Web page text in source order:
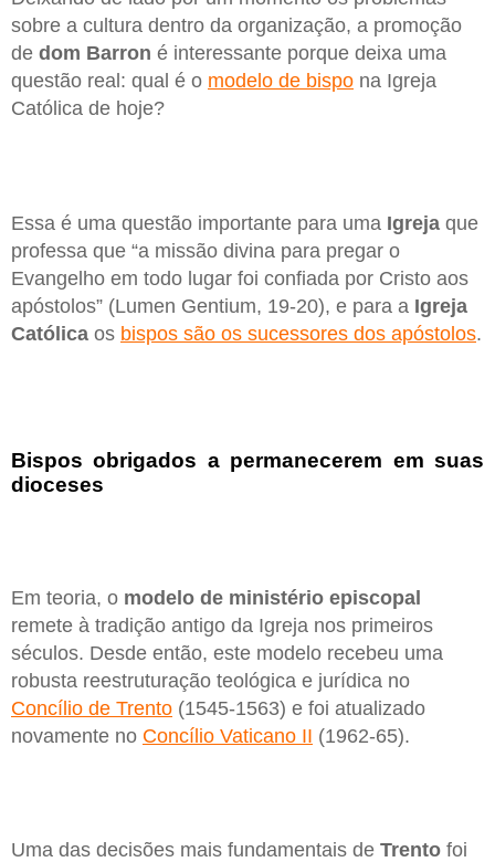
sobre a cultura dentro da organização, a promoção
de dom Barron é interessante porque deixa uma
questão real: qual é o modelo de bispo na Igreja
Católica de hoje?
Essa é uma questão importante para uma Igreja que
professa que “a missão divina para pregar o
Evangelho em todo lugar foi confiada por Cristo aos
apóstolos” (Lumen Gentium, 19-20), e para a Igreja
Católica os bispos são os sucessores dos apóstolos.
Bispos obrigados a permanecerem em suas
dioceses
Em teoria, o modelo de ministério episcopal
remete à tradição antigo da Igreja nos primeiros
séculos. Desde então, este modelo recebeu uma
robusta reestruturação teológica e jurídica no
Concílio de Trento (1545-1563) e foi atualizado
novamente no Concílio Vaticano II (1962-65).
Uma das decisões mais fundamentais de Trento foi